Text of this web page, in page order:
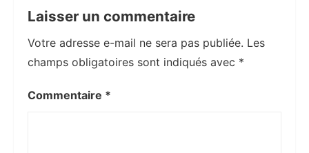
Laisser un commentaire
Votre adresse e-mail ne sera pas publiée. Les
champs obligatoires sont indiqués avec *
Commentaire *